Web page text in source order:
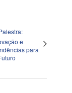
e
para